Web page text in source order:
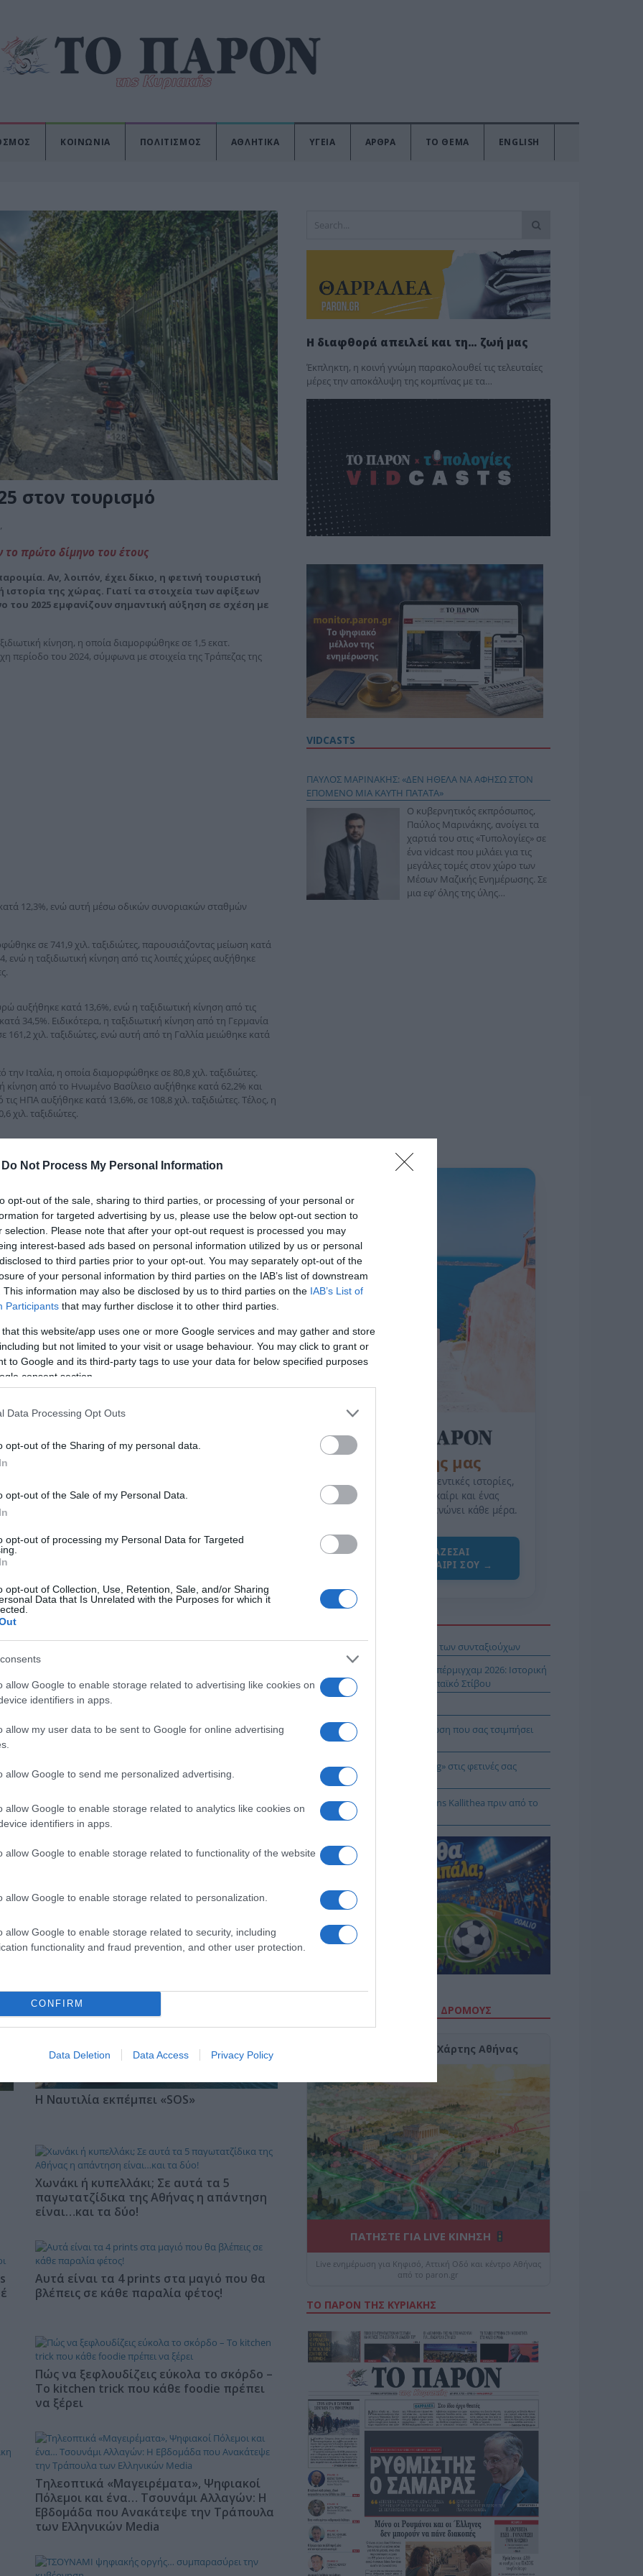
Do Not Process My Personal Information
opt-out of the sale, sharing to third parties, or processing of your personal or
for targeted advertising by us, please use the below opt-out section to
selection. Please note that after your opt-out request is processed you may
interest-based ads based on personal information utilized by us or personal
to third parties prior to your opt-out. You may separately opt-out of the
of your personal information by third parties on the IAB’s list of downstream
This information may also be disclosed by us to third parties on the IAB’s List of
Participants that may further disclose it to other third parties.
that this website/app uses one or more Google services and may gather and store
but not limited to your visit or usage behaviour. You may click to grant or
to Google and its third-party tags to use your data for below specified purposes
consent section.
Data Processing Opt Outs
opt-out of the Sharing of my personal data.
opt-out of the Sale of my Personal Data.
opt-out of processing my Personal Data for Targeted
opt-out of Collection, Use, Retention, Sale, and/or Sharing
Data that Is Unrelated with the Purposes for which it
allow Google to enable storage related to advertising like cookies on
identifiers in apps.
allow my user data to be sent to Google for online advertising
allow Google to send me personalized advertising.
allow Google to enable storage related to analytics like cookies on
identifiers in apps.
allow Google to enable storage related to functionality of the website
allow Google to enable storage related to personalization.
allow Google to enable storage related to security, including
functionality and fraud prevention, and other user protection.
CONFIRM
Data Deletion Data Access Privacy Policy
ΚΟΙΝΩΝΙΑ ΠΟΛΙΤΙΣΜΟΣ ΑΘΛΗΤΙΚΑ ΥΓΕΙΑ ΑΡΘΡΑ ΤΟ ΘΕΜΑ ENGLISH
στον τουρισμό
,
το πρώτο δίμηνο του έτους
Αν, λοιπόν, έχει δίκιο, η φετινή τουριστική
της χώρας. Γιατί τα στοιχεία των αφίξεων
2025 εμφανίζουν σημαντική αύξηση σε σχέση με
κίνηση, η οποία διαμορφώθηκε σε 1,5 εκατ.
περίοδο του 2024, σύμφωνα με στοιχεία της Τράπεζας της
12,3%, ενώ αυτή μέσω οδικών συνοριακών σταθμών
σε 741,9 χιλ. ταξιδιώτες, παρουσιάζοντας μείωση κατά
ενώ η ταξιδιωτική κίνηση από τις λοιπές χώρες αυξήθηκε
αυξήθηκε κατά 13,6%, ενώ η ταξιδιωτική κίνηση από τις
34,5%. Ειδικότερα, η ταξιδιωτική κίνηση από τη Γερμανία
χιλ. ταξιδιώτες, ενώ αυτή από τη Γαλλία μειώθηκε κατά
Ιταλία, η οποία διαμορφώθηκε σε 80,8 χιλ. ταξιδιώτες.
κίνηση από το Ηνωμένο Βασίλειο αυξήθηκε κατά 62,2% και
ΗΠΑ αυξήθηκε κατά 13,6%, σε 108,8 χιλ. ταξιδιώτες. Τέλος, η
χιλ. ταξιδιώτες.
των εισπράξεων κατά 3,9% σε σύγκριση με την
από τον τουρισμό να διαμορφωθούν στα 599,3 εκατ. ευρώ.
από κατοίκους των λοιπών χωρών κατά 16,7%, οι οποίες
από κατοίκους των χωρών της ΕΕ-27 μειώθηκαν κατά
της ζώνης του ευρώ διαμορφώθηκαν στα 240,9 εκατ. ευρώ,
των χωρών της ΕΕ-27 εκτός της ζώνης του ευρώ
41,3 εκατ. ευρώ.
κατά 4% και διαμορφώθηκαν στα 61,1 εκατ. ευρώ, όπως και οι
διαμορφώθηκαν στα 18 εκατ. ευρώ. Αυξημένες κατά 37,8%
στα 43,8 εκατ. ευρώ.
οι εισπράξεις από το Ηνωμένο Βασίλειο, οι οποίες
από τις ΗΠΑ αυξήθηκαν κατά 51,2% και διαμορφώθηκαν στα
στο 1,6 εκατ. ευρώ.
ελληνική παρουσία στο Ευρωπαϊκό Στίβου
Η Ναυτιλία εκπέμπει «SOS»
Χωνάκι ή κυπελλάκι; Σε αυτά τα 5
παγωτατζίδικα της Αθήνας η απάντηση
είναι…και τα δύο!
Αυτά είναι τα 4 prints στα μαγιό που θα
βλέπεις σε κάθε παραλία φέτος!
Πώς να ξεφλουδίζεις εύκολα το σκόρδο –
Το kitchen trick που κάθε foodie πρέπει
να ξέρει
Τηλεοπτικά «Μαγειρέματα», Ψηφιακοί
Πόλεμοι και ένα… Τσουνάμι Αλλαγών: Η
Εβδομάδα που Ανακάτεψε την Τράπουλα
των Ελληνικών Media
Η διαφθορά απειλεί και τη… ζωή μας
Έκπληκτη, η κοινή γνώμη παρακολουθεί τις τελευταίες
μέρες την αποκάλυψη της κο­μπίνας με τα…
VIDCASTS
ΠΑΥΛΟΣ ΜΑΡΙΝΑΚΗΣ: «ΔΕΝ ΗΘΕΛΑ ΝΑ ΑΦΗΣΩ ΣΤΟΝ
ΕΠΟΜΕΝΟ ΜΙΑ ΚΑΥΤΗ ΠΑΤΑΤΑ»
Ο κυβερνητικός εκπρόσωπος,
Παύλος Μαρινάκης, ανοίγει τα
χαρτιά του στις «Τυπολογίες» σε
ένα vidcast που μιλάει για τις
μεγάλες τομές στον χώρο των
Μέσων Μαζικής Ενημέρωσης. Σε
μια εφ’ όλης της ύλης
της Ζωής μας
Οι άνθρωποι, οι αυθεντικές ιστορίες,
το ελληνικό καλοκαίρι και ένας
πολιτισμός που μας ενώνει κάθε μέρα.
ΌΣΑ ΧΡΕΙΆΖΕΣΑΙ
ΓΙΑ ΤΟ ΚΑΛΟΚΑΊΡΙ ΣΟΥ →
Προβληματίζει το κύμα φυγής των συνταξιούχων
Αντίστροφη μέτρηση για το Μπέρμιγχαμ 2026: Ιστορική
ελληνική παρουσία στο Ευρωπαϊκό Στίβου
Τι πρέπει να κάνετε σε περίπτωση που σας τσιμπήσει
μωβ μέδουσα
Πώς να κάνετε «smart spending» στις φετινές σας
διακοπές
ΑΕΚ: Πρόβα τζενεράλε με Athens Kallithea πριν από το
Super Cup
ΔΕΙΤΕ ΤΗΝ ΚΙΝΗΣΗ ΣΤΟΥΣ ΔΡΌΜΟΥΣ
Κίνηση Τώρα: Live Χάρτης Αθήνας
ΠΑΤΗΣΤΕ ΓΙΑ LIVE ΚΙΝΗΣΗ
Live ενημέρωση για Κηφισό, Αττική Οδό και κέντρο Αθήνας
από το paron.gr
ΤΟ ΠΑΡΟΝ ΤΗΣ ΚΥΡΙΑΚΗΣ